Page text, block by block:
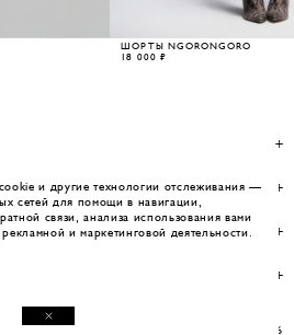
ШОРТЫ NGORONGORO
18 000 ₽
© WOS 2026
и другие технологии отслеживания —
сетей для помощи в навигации,
связи, анализа использования вами
и маркетинговой деятельности.